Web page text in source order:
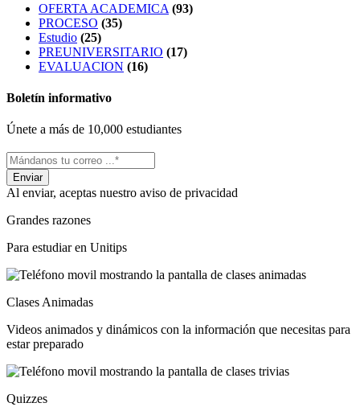
OFERTA ACADEMICA (93)
PROCESO (35)
Estudio (25)
PREUNIVERSITARIO (17)
EVALUACION (16)
Boletín informativo
Únete a más de 10,000 estudiantes
Al enviar, aceptas nuestro aviso de privacidad
Grandes razones
Para estudiar en Unitips
Clases Animadas
Videos animados y dinámicos con la información que necesitas para
estar preparado
Quizzes